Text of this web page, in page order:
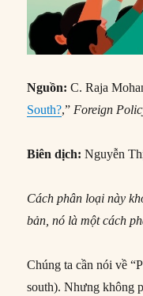
Nguồn:C. Raja
South?,” Foreign
Biên dịch: Nguyễn
Cách phân loại này
bản, nó là một cách
Chúng ta cần nói về
south). Nhưng không